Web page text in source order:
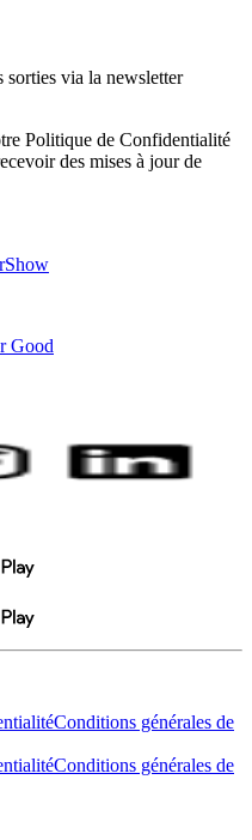
sorties via la newsletter
Politique de Confidentialité
des mises à jour de
Good
Conditions générales de
Conditions générales de